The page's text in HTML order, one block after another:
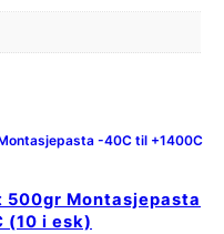
Montasjepasta
(10 i esk)